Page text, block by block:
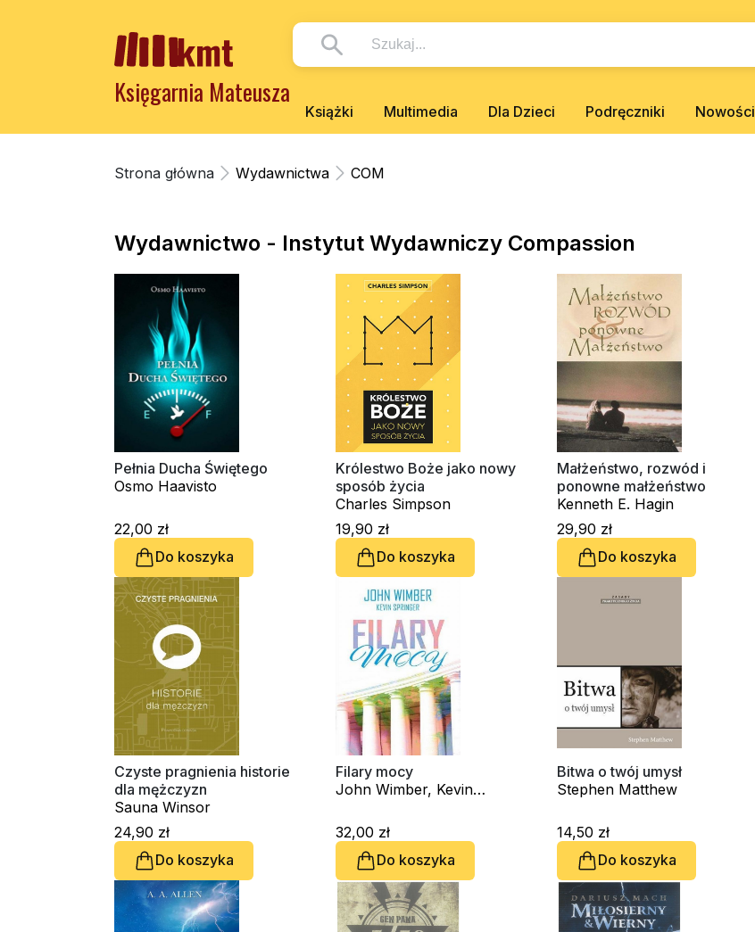
Księgarnia Mateusza
Książki Multimedia Dla Dzieci Podręczniki Nowości
Strona główna Wydawnictwa COM
Wydawnictwo - Instytut Wydawniczy Compassion
Pełnia Ducha Świętego
Osmo Haavisto
22,00 zł
Do koszyka
Królestwo Boże jako nowy
sposób życia
Charles Simpson
19,90 zł
Do koszyka
Małżeństwo, rozwód i
ponowne małżeństwo
Kenneth E. Hagin
29,90 zł
Do koszyka
Czyste pragnienia historie
dla mężczyzn
Sauna Winsor
24,90 zł
Do koszyka
Filary mocy
John Wimber, Kevin
32,00 zł
Do koszyka
Bitwa o twój umysł
Stephen Matthew
14,50 zł
Do koszyka